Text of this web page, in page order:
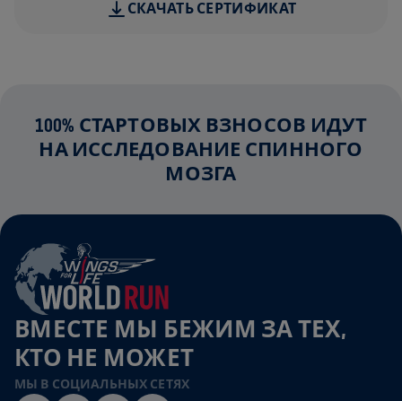
СКАЧАТЬ СЕРТИФИКАТ
100% СТАРТОВЫХ ВЗНОСОВ ИДУТ
НА ИССЛЕДОВАНИЕ СПИННОГО
МОЗГА
ВМЕСТЕ МЫ БЕЖИМ ЗА ТЕХ,
КТО НЕ МОЖЕТ
МЫ В СОЦИАЛЬНЫХ СЕТЯХ